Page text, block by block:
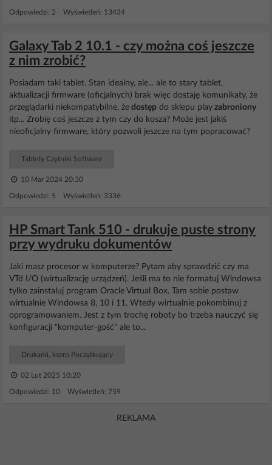
Odpowiedzi: 2 Wyświetleń: 13434
Galaxy Tab 2 10.1 - czy można coś jeszcze
z nim zrobić?
Posiadam taki tablet. Stan idealny, ale... ale to stary tablet,
aktualizacji firmware (oficjalnych) brak więc dostaję komunikaty, że
przeglądarki niekompatybilne, że dostęp do sklepu play zabroniony
itp... Zrobię coś jeszcze z tym czy do kosza? Może jest jakiś
nieoficjalny firmware, który pozwoli jeszcze na tym popracować?
Tablety Czytniki Software
10 Mar 2024 20:30
Odpowiedzi: 5 Wyświetleń: 3336
HP Smart Tank 510 - drukuje puste strony
przy wydruku dokumentów
Jaki masz procesor w komputerze? Pytam aby sprawdzić czy ma
VTd I/O (wirtualizację urządzeń). Jeśli ma to nie formatuj Windowsa
tylko zainstaluj program Oracle Virtual Box. Tam sobie postaw
wirtualnie Windowsa 8, 10 i 11. Wtedy wirtualnie pokombinuj z
oprogramowaniem. Jest z tym trochę roboty bo trzeba nauczyć się
konfiguracji "komputer-gość" ale to...
Drukarki, ksero Początkujący
02 Lut 2025 10:20
Odpowiedzi: 10 Wyświetleń: 759
REKLAMA